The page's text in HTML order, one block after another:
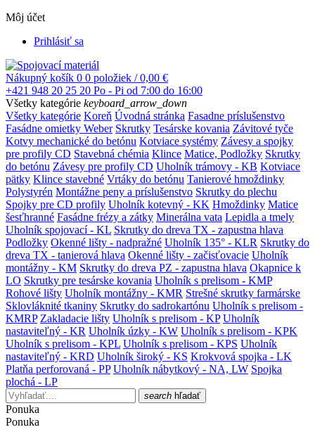
Môj účet
Prihlásiť sa
Nákupný košík 0 0 položiek / 0,00 €
+421 948 20 25 20 Po - Pi od 7:00 do 16:00
Všetky kategórie keyboard_arrow_down
Všetky kategórie Koreň Úvodná stránka Fasadne príslušenstvo
Fasádne omietky Weber Skrutky Tesárske kovania Závitové tyče
Kotvy mechanické do betónu Kotviace systémy Závesy a spojky
pre profily CD Stavebná chémia Klince Matice, Podložky Skrutky
do betónu Závesy pre profily CD Uholník trámovy - KB Kotviace
pätky Klince stavebné Vrtáky do betónu Tanierové hmoždinky
Polystyrén Montážne peny a príslušenstvo Skrutky do plechu
Spojky pre CD profily Uholník kotevný - KK Hmoždinky Matice
šesťhranné Fasádne frézy a zátky Minerálna vata Lepidla a tmely
Uholník spojovací - KL Skrutky do dreva TX - zapustna hlava
Podložky Okenné lišty - nadpražné Uholník 135° - KLR Skrutky do
dreva TX - tanierová hlava Okenné lišty - začisťovacie Uholník
montážny - KM Skrutky do dreva PZ - zapustna hlava Okapnice k
LO Skrutky pre tesárske kovania Uholník s prelisom - KMP
Rohové lišty Uholník montážny - KMR Strešné skrutky farmárske
Sklovláknité tkaniny Skrutky do sadrokartónu Uholník s prelisom -
KMRP Zakladacie lišty Uholník s prelisom - KP Uholník
nastaviteľný - KR Uholník úzky - KW Uholník s prelisom - KPK
Uholník s prelisom - KPL Uholník s prelisom - KPS Uholník
nastaviteľný - KRD Uholník široký - KS Krokvová spojka - LK
Platňa perforovaná - PP Uholník nábytkový - NA, LW Spojka
plochá - LP
search hľadať
Ponuka
Ponuka